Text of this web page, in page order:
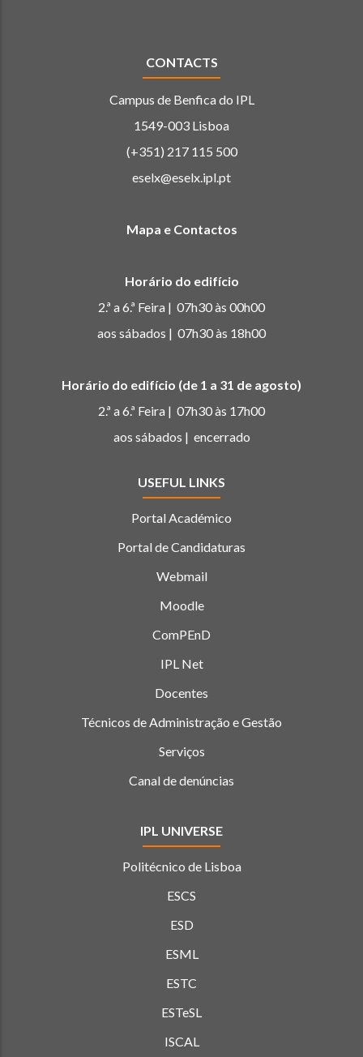
CONTACTS
Campus de Benfica do IPL
1549-003 Lisboa
(+351) 217 115 500
eselx@eselx.ipl.pt
Mapa e Contactos
Horário do edifício
2.ª a 6.ª Feira | 07h30 às 00h00
aos sábados | 07h30 às 18h00
Horário do edifício (de 1 a 31 de agosto)
2.ª a 6.ª Feira | 07h30 às 17h00
aos sábados | encerrado
USEFUL LINKS
Portal Académico
Portal de Candidaturas
Webmail
Moodle
ComPEnD
IPL Net
Docentes
Técnicos de Administração e Gestão
Serviços
Canal de denúncias
IPL UNIVERSE
Politécnico de Lisboa
ESCS
ESD
ESML
ESTC
ESTeSL
ISCAL